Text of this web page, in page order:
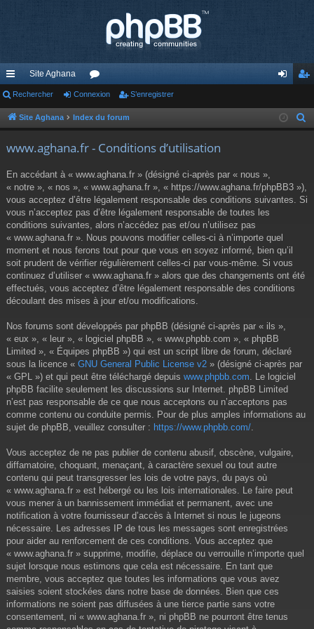
cc
ès
de
Site Aghana
or
u ne nr
r
Rechercher Connexion S’enregistrer
Site Aghana Index du forum
www.aghana.fr - Conditions d’utilisation
En accédant à « www.aghana.fr » (désigné ci-après par « nous »,
« notre », « nos », « www.aghana.fr », « https://www.aghana.fr/phpBB3 »),
vous acceptez d’être légalement responsable des conditions suivantes. Si
vous n’acceptez pas d’être légalement responsable de toutes les
conditions suivantes, alors n’accédez pas et/ou n’utilisez pas
« www.aghana.fr ». Nous pouvons modifier celles-ci à n’importe quel
moment et nous ferons tout pour que vous en soyez informé, bien qu’il
soit prudent de vérifier régulièrement celles-ci par vous-même. Si vous
continuez d’utiliser « www.aghana.fr » alors que des changements ont été
effectués, vous acceptez d’être légalement responsable des conditions
découlant des mises à jour et/ou modifications.
Nos forums sont développés par phpBB (désigné ci-après par « ils »,
« eux », « leur », « logiciel phpBB », « www.phpbb.com », « phpBB
Limited », « Équipes phpBB ») qui est un script libre de forum, déclaré
sous la licence « GNU General Public License v2 » (désigné ci-après par
« GPL ») et qui peut être téléchargé depuis www.phpbb.com . Le logiciel
phpBB facilite seulement les discussions sur Internet. phpBB Limited
n’est pas responsable de ce que nous acceptons ou n’acceptons pas
comme contenu ou conduite permis. Pour de plus amples informations au
sujet de phpBB, veuillez consulter : https://www.phpbb.com/
Vous acceptez de ne pas publier de contenu abusif, obscène, vulgaire,
diffamatoire, choquant, menaçant, à caractère sexuel ou tout autre
contenu qui peut transgresser les lois de votre pays, du pays où
« www.aghana.fr » est hébergé ou les lois internationales. Le faire peut
vous mener à un bannissement immédiat et permanent, avec une
notification à votre fournisseur d’accès à Internet si nous le jugeons
nécessaire. Les adresses IP de tous les messages sont enregistrées
pour aider au renforcement de ces conditions. Vous acceptez que
« www.aghana.fr » supprime, modifie, déplace ou verrouille n’importe quel
sujet lorsque nous estimons que cela est nécessaire. En tant que
membre, vous acceptez que toutes les informations que vous avez
saisies soient stockées dans notre base de données. Bien que ces
informations ne soient pas diffusées à une tierce partie sans votre
consentement, ni « www.aghana.fr », ni phpBB ne pourront être tenus